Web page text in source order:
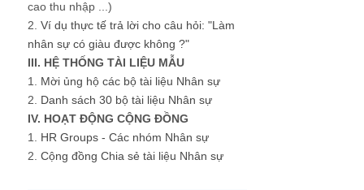
cao thu nhập ...)
2. Ví dụ thực tế trả lời cho câu hỏi: "Làm
nhân sự có giàu được không ?"
III. HỆ THỐNG TÀI LIỆU MẪU
1. Mời ủng hộ các bộ tài liệu Nhân sự
2. Danh sách 30 bộ tài liệu Nhân sự
IV. HOẠT ĐỘNG CỘNG ĐỒNG
1. HR Groups - Các nhóm Nhân sự
2. Cộng đồng Chia sẻ tài liệu Nhân sự